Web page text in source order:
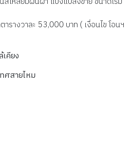
ารางวาละ 53,000 บาท ( เงื่อนไข โอนฯ
คียง
ศสายไหม